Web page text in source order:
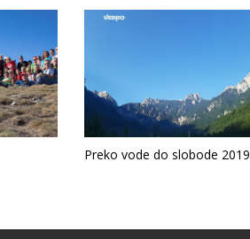
Preko vode do slobode 2019